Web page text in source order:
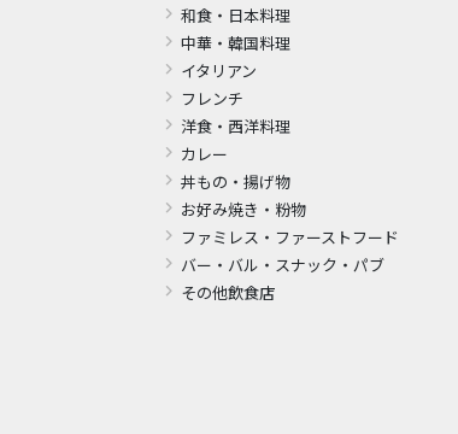
和食・日本料理
中華・韓国料理
イタリアン
フレンチ
洋食・西洋料理
カレー
丼もの・揚げ物
お好み焼き・粉物
ファミレス・ファーストフード
バー・バル・スナック・パブ
その他飲食店